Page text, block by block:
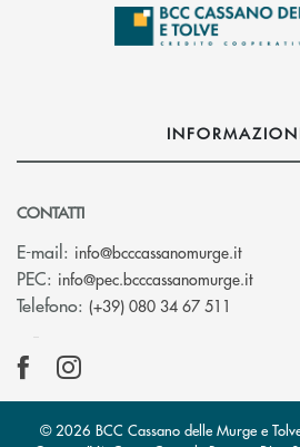
CONTATTI
E-mail: info@bcccassanomurge.it(si apre
PEC: info@pec.bcccassanomurge.it(si
Telefono: (+39) 080 34 67 511
© 2026 BCC Cassano delle Murge e